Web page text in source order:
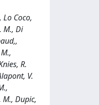
Lo Coco,
M., Di
R.
V.
M., Dupic,